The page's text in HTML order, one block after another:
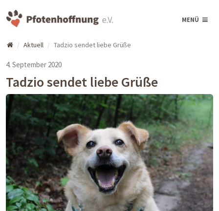
MENÜ
Aktuell Tadzio sendet liebe Grüße
4. September 2020
Tadzio sendet liebe Grüße